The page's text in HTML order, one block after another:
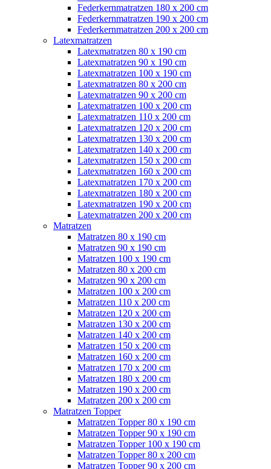
Federkernmatratzen 180 x 200 cm
Federkernmatratzen 190 x 200 cm
Federkernmatratzen 200 x 200 cm
Latexmatratzen
Latexmatratzen 80 x 190 cm
Latexmatratzen 90 x 190 cm
Latexmatratzen 100 x 190 cm
Latexmatratzen 80 x 200 cm
Latexmatratzen 90 x 200 cm
Latexmatratzen 100 x 200 cm
Latexmatratzen 110 x 200 cm
Latexmatratzen 120 x 200 cm
Latexmatratzen 130 x 200 cm
Latexmatratzen 140 x 200 cm
Latexmatratzen 150 x 200 cm
Latexmatratzen 160 x 200 cm
Latexmatratzen 170 x 200 cm
Latexmatratzen 180 x 200 cm
Latexmatratzen 190 x 200 cm
Latexmatratzen 200 x 200 cm
Matratzen
Matratzen 80 x 190 cm
Matratzen 90 x 190 cm
Matratzen 100 x 190 cm
Matratzen 80 x 200 cm
Matratzen 90 x 200 cm
Matratzen 100 x 200 cm
Matratzen 110 x 200 cm
Matratzen 120 x 200 cm
Matratzen 130 x 200 cm
Matratzen 140 x 200 cm
Matratzen 150 x 200 cm
Matratzen 160 x 200 cm
Matratzen 170 x 200 cm
Matratzen 180 x 200 cm
Matratzen 190 x 200 cm
Matratzen 200 x 200 cm
Matratzen Topper
Matratzen Topper 80 x 190 cm
Matratzen Topper 90 x 190 cm
Matratzen Topper 100 x 190 cm
Matratzen Topper 80 x 200 cm
Matratzen Topper 90 x 200 cm